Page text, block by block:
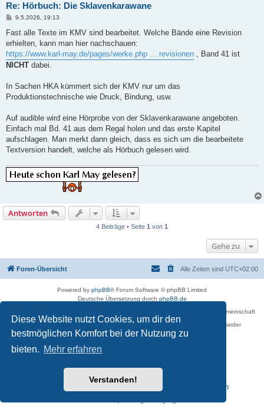
Diese Website nutzt Cookies, um dir den
bestmöglichen Komfort bei der Nutzung zu
bieten. Mehr erfahren
Verstanden!
Re: Hörbuch: Die Sklavenkarawane
B
i
r
a
g
9.5.2026, 19:13
Fast alle Texte im KMV sind bearbeitet. Welche Bände eine Revision
erhielten, kann man hier nachschauen:
https://www.karl-may.de/pages/werke.php ... revisionen , Band 41 ist
NICHT dabei.
In Sachen HKA kümmert sich der KMV nur um das
Produktionstechnische wie Druck, Bindung, usw.
Auf audible wird eine Hörprobe von der Sklavenkarawane angeboten.
Einfach mal Bd. 41 aus dem Regal holen und das erste Kapitel
aufschlagen. Man merkt dann gleich, dass es sich um die bearbeitete
Textversion handelt, welche als Hörbuch gelesen wird.
Antworten
4 Beiträge • Seite 1 von 1
Gehe zu
Foren-Übersicht Alle Zeiten sind UTC+02:00
Powered by phpBB® Forum Software © phpBB Limited
Deutsche Übersetzung durch phpBB.de
Betreiber des Forums für die Karl-May-Vereinigung – Arbeits- und Forschungsgemeinschaft
›Karl May‹ in Sachsen,
in Zusammenarbeit mit der Karl-May-Stiftung Radebeul bei Dresden: Ralf Harder
Impressum
Reisen zu Karl May – Leben · Werk · Erinnerungsstätten